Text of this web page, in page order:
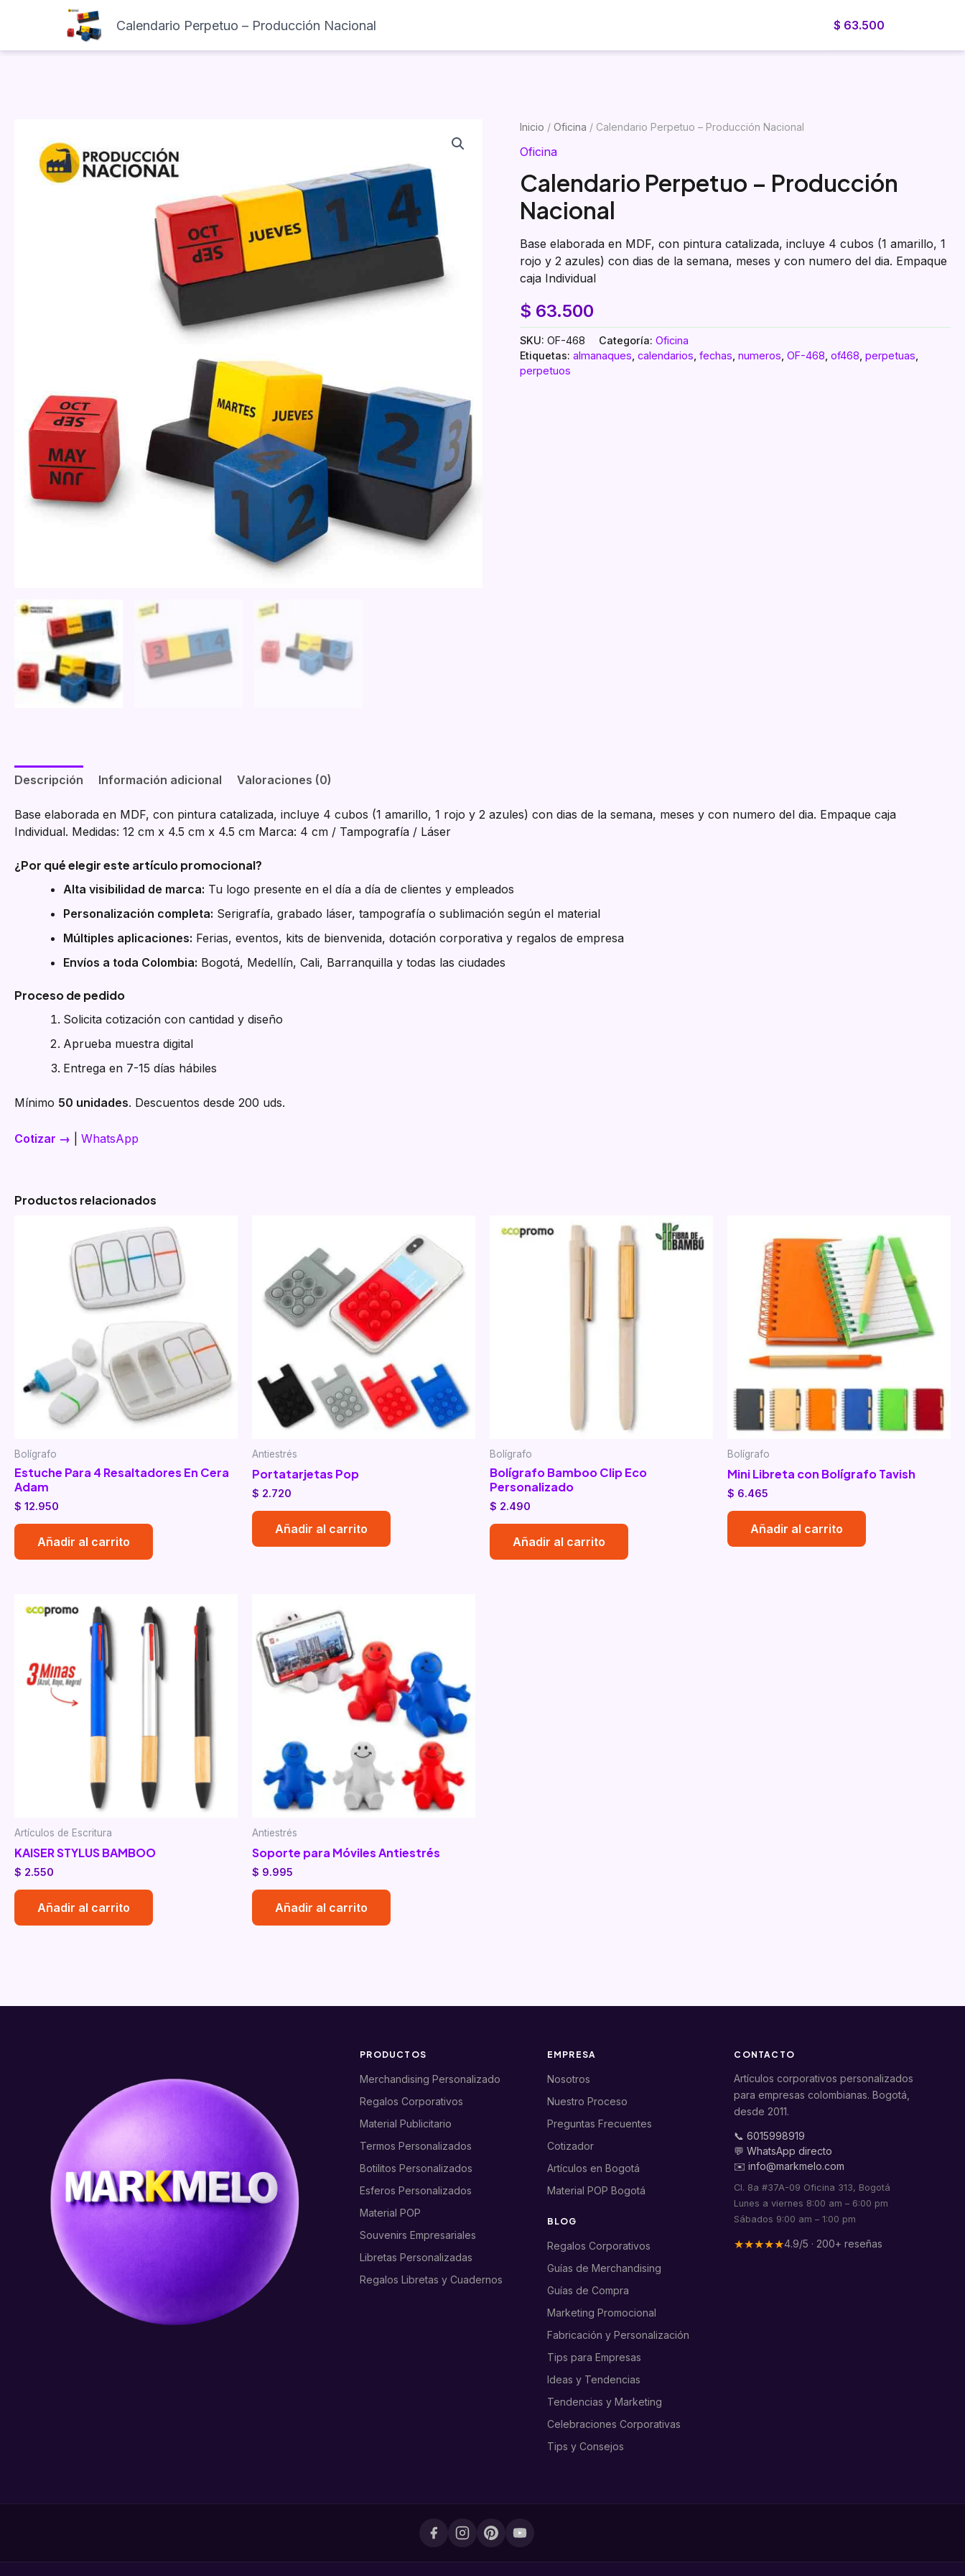
Cotiza ahora
Inicio /Oficina / Calendario Perpetuo – Producción Nacional
Oficina
Calendario Perpetuo – Producción
Nacional
Base elaborada en MDF, con pintura catalizada, incluye 4 cubos (1 amarillo, 1
rojo y 2 azules) con dias de la semana, meses y con numero del dia. Empaque
caja Individual
$ 63.500
SKU:OF-468 Categoría:Oficina
Etiquetas:almanaques,calendarios,fechas,numeros,OF-468,of468,perpetuas,
perpetuos
Descripción Información adicional Valoraciones (0)
Base elaborada en MDF, con pintura catalizada, incluye 4 cubos (1 amarillo, 1 rojo y 2 azules) con dias de la semana, meses y con numero del dia. Empaque caja
Individual. Medidas: 12 cm x 4.5 cm x 4.5 cm Marca: 4 cm / Tampografía / Láser
¿Por qué elegir este artículo promocional?
Alta visibilidad de marca: Tu logo presente en el día a día de clientes y empleados
Personalización completa: Serigrafía, grabado láser, tampografía o sublimación según el material
Múltiples aplicaciones: Ferias, eventos, kits de bienvenida, dotación corporativa y regalos de empresa
Envíos a toda Colombia: Bogotá, Medellín, Cali, Barranquilla y todas las ciudades
Proceso de pedido
Solicita cotización con cantidad y diseño
Aprueba muestra digital
Entrega en 7-15 días hábiles
Mínimo 50 unidades. Descuentos desde 200 uds.
Cotizar → WhatsApp
Productos relacionados
Bolígrafo
Estuche Para 4 Resaltadores En Cera
Adam
$ 12.950
Añadir al carrito
Antiestrés
Portatarjetas Pop
$ 2.720
Añadir al carrito
Bolígrafo
Bolígrafo Bamboo Clip Eco
Personalizado
$ 2.490
Añadir al carrito
Bolígrafo
Mini Libreta con Bolígrafo Tavish
$ 6.465
Añadir al carrito
Artículos de Escritura
KAISER STYLUS BAMBOO
$ 2.550
Añadir al carrito
Antiestrés
Soporte para Móviles Antiestrés
$ 9.995
Añadir al carrito
PRODUCTOS
Merchandising Personalizado
Regalos Corporativos
Material Publicitario
Termos Personalizados
Botilitos Personalizados
Esferos Personalizados
Material POP
Souvenirs Empresariales
Libretas Personalizadas
Regalos Libretas y Cuadernos
EMPRESA
Nosotros
Nuestro Proceso
Preguntas Frecuentes
Cotizador
Artículos en Bogotá
Material POP Bogotá
BLOG
Regalos Corporativos
Guías de Merchandising
Guías de Compra
Marketing Promocional
Fabricación y Personalización
Tips para Empresas
Ideas y Tendencias
Tendencias y Marketing
Celebraciones Corporativas
Tips y Consejos
CONTACTO
Artículos corporativos personalizados
para empresas colombianas. Bogotá,
desde 2011.
📞 6015998919
💬 WhatsApp directo
✉️ info@markmelo.com
Cl. 8a #37A-09 Oficina 313, Bogotá
Lunes a viernes 8:00 am – 6:00 pm
Sábados 9:00 am – 1:00 pm
★★★★★4.9/5 · 200+ reseñas
FacebookInstagram
PinterestYouTube
Calendario Perpetuo – Producción Nacional $ 63.500